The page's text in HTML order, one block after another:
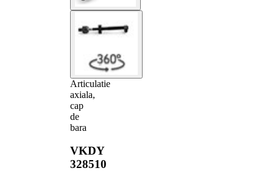
Articulatie
axiala,
cap
de
bara
VKDY
328510